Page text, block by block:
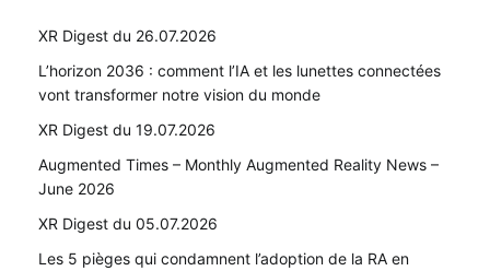
XR Digest du 26.07.2026
L’horizon 2036 : comment l’IA et les lunettes connectées
vont transformer notre vision du monde
XR Digest du 19.07.2026
Augmented Times – Monthly Augmented Reality News –
June 2026
XR Digest du 05.07.2026
Les 5 pièges qui condamnent l’adoption de la RA en